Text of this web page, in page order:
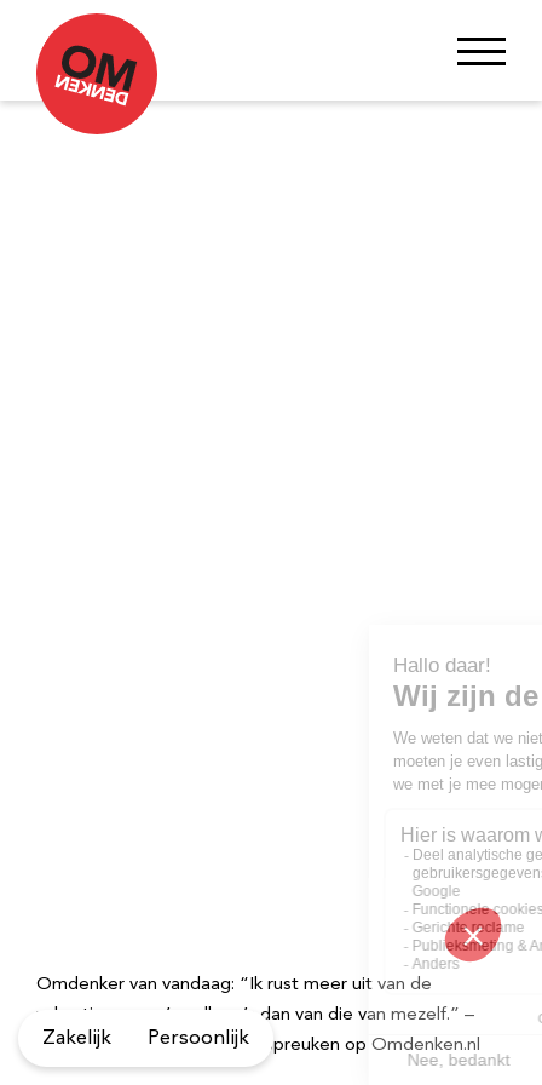
Omdenker van vandaag: “Ik rust meer uit van de
vakanties van m’n collega’s dan van die van mezelf.” –
Kijk voor meer inspirerende spreuken op Omdenken.nl
Zakelijk Persoonlijk